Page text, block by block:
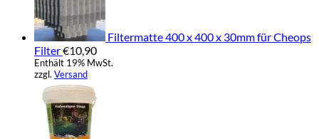
Filtermatte 400 x 400 x 30mm für Cheops
Filter€10,90
Enthält 19% MwSt.
zzgl. Versand